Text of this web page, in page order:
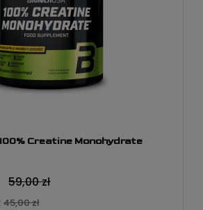
Creatine Monohydrate
59,00 zł
45,00 zł